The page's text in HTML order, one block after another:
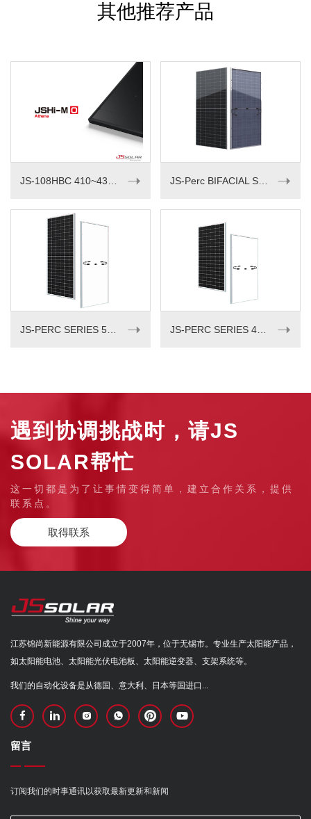
其他推荐产品
JS-108HBC 410~430M ➝ JS-Perc BIFACIAL SERIES 535-550W ➝
➝ ➝
遇到协调挑战时，请JS
SOLAR帮忙
这一切都是为了让事情变得简单，建立合作关系，提供
联系点。
取得联系
江苏锦尚新能源有限公司成立于2007年，位于无锡市。专业生产太阳能产品，
如太阳能电池、太阳能光伏电池板、太阳能逆变器、支架系统等。
我们的自动化设备是从德国、意大利、日本等国进口...
留言
订阅我们的时事通讯以获取最新更新和新闻